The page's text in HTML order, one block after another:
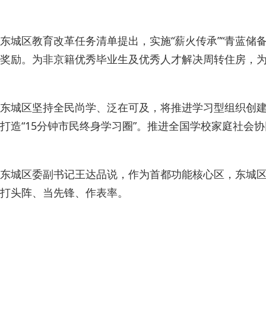
东城区教育改革任务清单提出，实施“薪火传承”“青蓝储
奖励。为非京籍优秀毕业生及优秀人才解决周转住房，
东城区坚持全民尚学、泛在可及，将推进学习型组织创
打造“15分钟市民终身学习圈”。推进全国学校家庭社会
东城区委副书记王达品说，作为首都功能核心区，东城
打头阵、当先锋、作表率。